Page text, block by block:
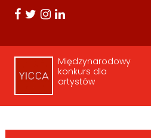
Międzynarodowy
konkurs dla
artystów